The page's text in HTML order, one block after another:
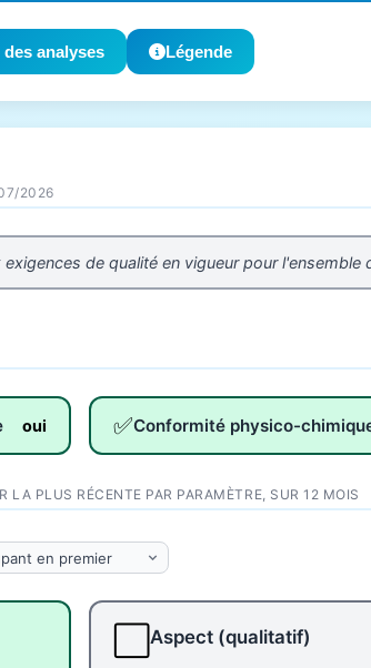
des analyses Légende
2026
de qualité en vigueur pour l'ensemble
oui ✅Conformité physico-
LA PLUS RÉCENTE PAR PARAMÈTRE, SUR 12 MOIS
Aspect (qualitatif)